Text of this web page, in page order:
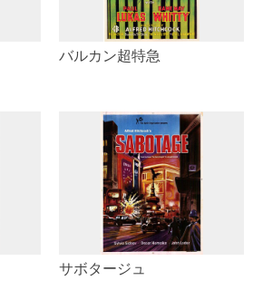
バルカン超特急
サボタージュ